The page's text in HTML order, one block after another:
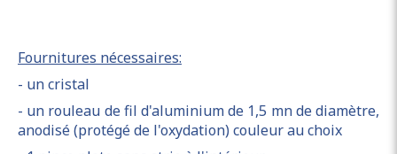
Fournitures nécessaires:
- un cristal
- un rouleau de fil d'aluminium de 1,5 mn de diamètre,
anodisé (protégé de l'oxydation) couleur au choix